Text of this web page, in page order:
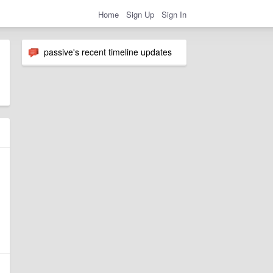
Home Sign Up Sign In
passive's recent timeline updates